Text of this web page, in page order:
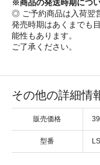
※商品の発送時期につ
◎ ご予約商品は入荷翌
発売時期はあくまでも
能性もあります。
ご了承ください。
その他の詳細情
販売価格
型番